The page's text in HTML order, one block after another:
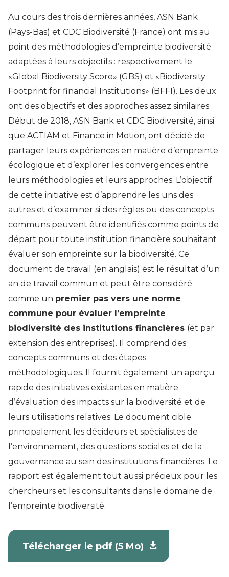
Au cours des trois dernières années, ASN Bank
(Pays-Bas) et CDC Biodiversité (France) ont mis au
point des méthodologies d’empreinte biodiversité
adaptées à leurs objectifs : respectivement le
«Global Biodiversity Score» (GBS) et «Biodiversity
Footprint for financial Institutions» (BFFI). Les deux
ont des objectifs et des approches assez similaires.
Début de 2018, ASN Bank et CDC Biodiversité, ainsi
que ACTIAM et Finance in Motion, ont décidé de
partager leurs expériences en matière d’empreinte
écologique et d’explorer les convergences entre
leurs méthodologies et leurs approches. L’objectif
de cette initiative est d’apprendre les uns des
autres et d’examiner si des règles ou des concepts
communs peuvent être identifiés comme points de
départ pour toute institution financière souhaitant
évaluer son empreinte sur la biodiversité. Ce
document de travail (en anglais) est le résultat d’un
an de travail commun et peut être considéré
comme un premier pas vers une norme
commune pour évaluer l’empreinte
biodiversité des institutions financières (et par
extension des entreprises). Il comprend des
concepts communs et des étapes
méthodologiques. Il fournit également un aperçu
rapide des initiatives existantes en matière
d’évaluation des impacts sur la biodiversité et de
leurs utilisations relatives. Le document cible
principalement les décideurs et spécialistes de
l’environnement, des questions sociales et de la
gouvernance au sein des institutions financières. Le
rapport est également tout aussi précieux pour les
chercheurs et les consultants dans le domaine de
l’empreinte biodiversité.
Télécharger le pdf (5 Mo)